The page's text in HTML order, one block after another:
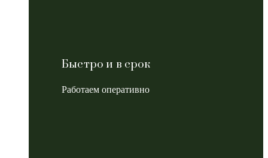
Быстро и в срок
Работаем оперативно